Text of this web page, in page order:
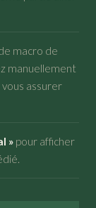
macro de
manuellement
assurer
» pour afficher